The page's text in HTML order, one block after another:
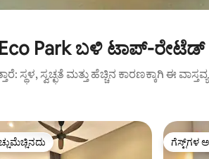
Eco Park ಬಳಿ ಟಾಪ್-
ಸ್ಥಳ, ಸ್ವಚ್ಛತೆ ಮತ್ತು ಹೆಚ್ಚಿನ ಕಾರಣಕ್ಕಾಗಿ ಈ
ಗೆಸ್ಟ್‌ಗಳ
ಗೆಸ್ಟ್‌ಗಳ